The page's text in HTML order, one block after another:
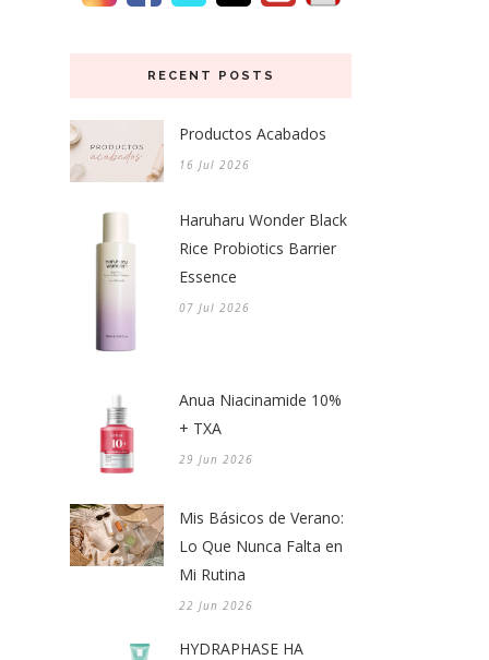
RECENT POSTS
Productos Acabados
16 Jul 2026
Haruharu Wonder Black
Rice Probiotics Barrier
Essence
07 Jul 2026
Anua Niacinamide 10%
+ TXA
29 Jun 2026
Mis Básicos de Verano:
Lo Que Nunca Falta en
Mi Rutina
22 Jun 2026
HYDRAPHASE HA